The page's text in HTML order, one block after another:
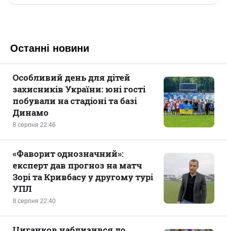
Останні новини
8 серпня 22:46
Особливий день для дітей
захисників України: юні гості
побували на стадіоні та базі
Динамо
8 серпня 22:40
«Фаворит однозначний»:
експерт дав прогноз на матч
Зорі та Кривбасу у другому турі
УПЛ